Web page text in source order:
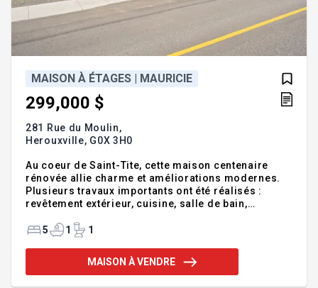
MAISON À ÉTAGES | MAURICIE
299,000 $
281 Rue du Moulin,
Herouxville, G0X 3H0
Au coeur de Saint-Tite, cette maison centenaire
rénovée allie charme et améliorations modernes.
Plusieurs travaux importants ont été réalisés :
revêtement extérieur, cuisine, salle de bain,
vie confortable et fonctionnel. La propriété propose
pour une grande famille ou pour recevoir. Aucun
voisin à l'arrière, vous permettant de profiter d'une
5 1 1
MAISON À VENDRE